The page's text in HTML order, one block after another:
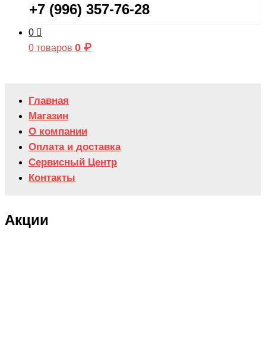
+7 (996) 357-76-28
0
0 товаров 0 ₽
Главная
Магазин
О компании
Оплата и доставка
Сервисный Центр
Контакты
Акции